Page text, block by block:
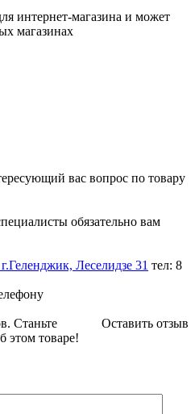
интернет-магазина и может
магазинах
вас вопрос по товару
обязательно вам
Леселидзе 31 тел: 8
Оставить отзыв
Станьте
этом товаре!